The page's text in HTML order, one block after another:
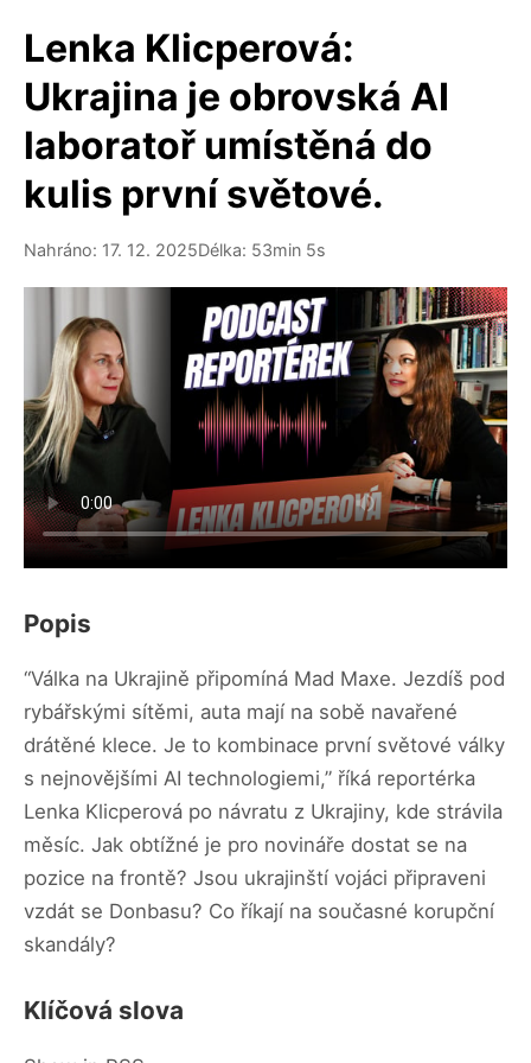
Lenka Klicperová:
Ukrajina je obrovská AI
laboratoř umístěná do
kulis první světové.
Nahráno: 17. 12. 2025Délka: 53min 5s
Popis
“Válka na Ukrajině připomíná Mad Maxe. Jezdíš pod
rybářskými sítěmi, auta mají na sobě navařené
drátěné klece. Je to kombinace první světové války
s nejnovějšími AI technologiemi,” říká reportérka
Lenka Klicperová po návratu z Ukrajiny, kde strávila
měsíc. Jak obtížné je pro novináře dostat se na
pozice na frontě? Jsou ukrajinští vojáci připraveni
vzdát se Donbasu? Co říkají na současné korupční
skandály?
Klíčová slova